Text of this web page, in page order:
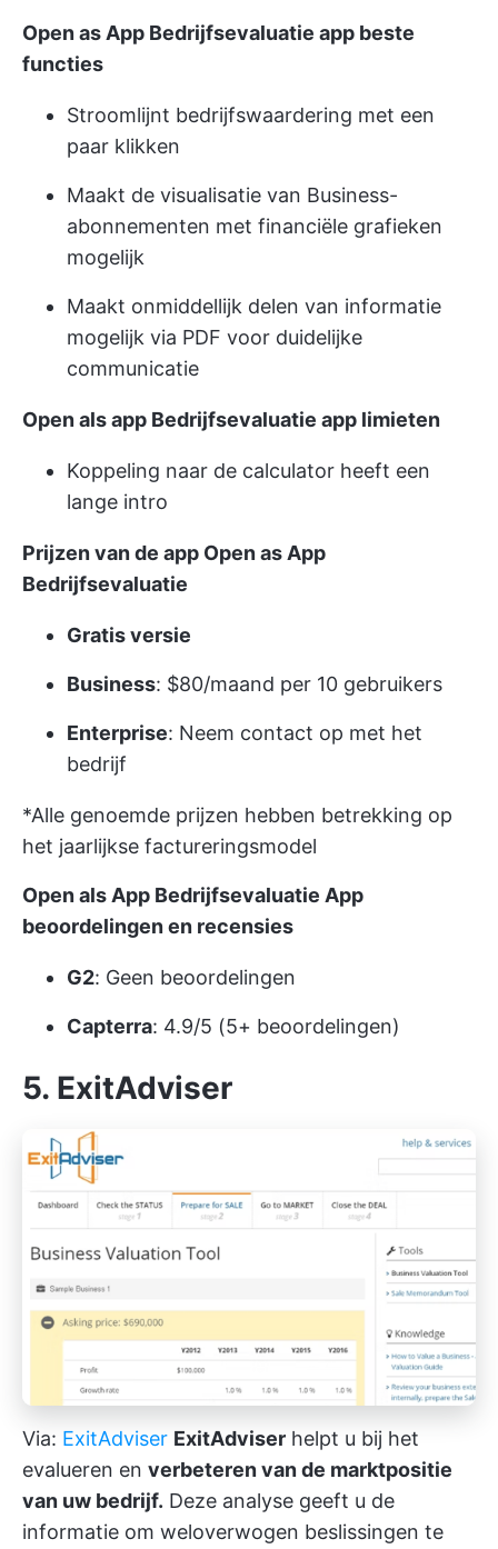
Open as App Bedrijfsevaluatie app beste
functies
Stroomlijnt bedrijfswaardering met een
paar klikken
Maakt de visualisatie van Business-
abonnementen met financiële grafieken
mogelijk
Maakt onmiddellijk delen van informatie
mogelijk via PDF voor duidelijke
communicatie
Open als app Bedrijfsevaluatie app limieten
Koppeling naar de calculator heeft een
lange intro
Prijzen van de app Open as App
Bedrijfsevaluatie
Gratis versie
Business: $80/maand per 10 gebruikers
Enterprise: Neem contact op met het
bedrijf
*Alle genoemde prijzen hebben betrekking op
het jaarlijkse factureringsmodel
Open als App Bedrijfsevaluatie App
beoordelingen en recensies
G2: Geen beoordelingen
Capterra: 4.9/5 (5+ beoordelingen)
5. ExitAdviser
Via: ExitAdviser ExitAdviser helpt u bij het
evalueren en verbeteren van de marktpositie
van uw bedrijf. Deze analyse geeft u de
informatie om weloverwogen beslissingen te